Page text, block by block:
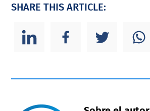
SHARE THIS ARTICLE: